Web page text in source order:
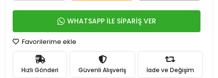
WHATSAPP İLE SİPARİŞ VER
Favorilerime ekle
Hızlı Gönderi Güvenli Alışveriş İade ve Değişim